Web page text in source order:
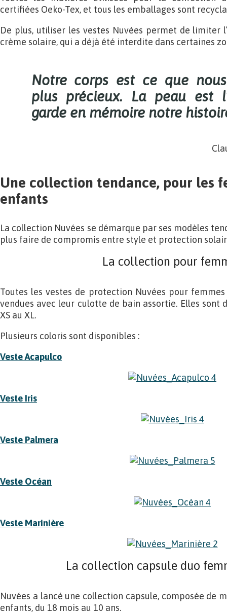
certifiées Oeko-Tex, et tous les emballages sont
De plus, utiliser les vestes Nuvées permet de limiter
crème solaire, qui a déjà été interdite dans certaines
Notre corps est ce que
plus précieux. La peau est
garde en mémoire notre
Une collection tendance, pour les
enfants
La collection Nuvées se démarque par ses modèles
plus faire de compromis entre style et protection
La collection pour
Toutes les vestes de protection Nuvées pour
vendues avec leur culotte de bain assortie. Elles sont
XS au XL.
Plusieurs coloris sont disponibles :
Veste Acapulco
Veste Iris
Veste Palmera
Veste Océan
Veste Marinière
La collection capsule duo
Nuvées a lancé une collection capsule, composée de
enfants, du 18 mois au 10 ans.